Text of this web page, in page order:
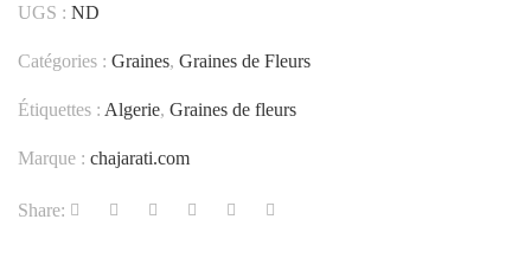
UGS : ND
Catégories : Graines, Graines de Fleurs
Étiquettes : Algerie, Graines de fleurs
Marque : chajarati.com
Share: